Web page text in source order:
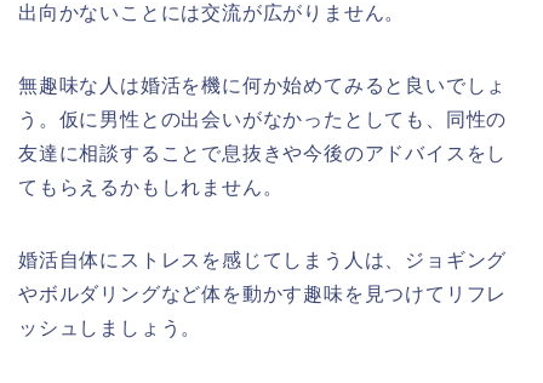
出向かないことには交流が広がりません。
無趣味な人は婚活を機に何か始めてみると良いでしょ
う。仮に男性との出会いがなかったとしても、同性の
友達に相談することで息抜きや今後のアドバイスをし
てもらえるかもしれません。
婚活自体にストレスを感じてしまう人は、ジョギング
やボルダリングなど体を動かす趣味を見つけてリフレ
ッシュしましょう。